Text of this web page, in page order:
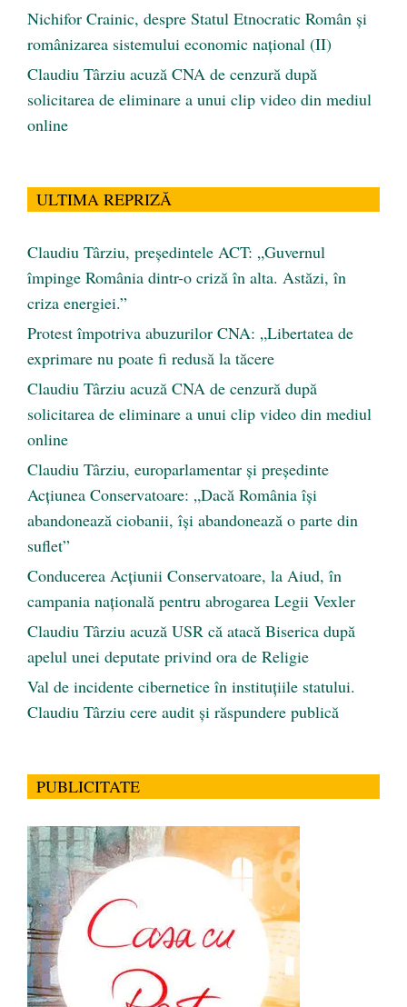
Nichifor Crainic, despre Statul Etnocratic Român şi
românizarea sistemului economic naţional (II)
Claudiu Târziu acuză CNA de cenzură după
solicitarea de eliminare a unui clip video din mediul
online
ULTIMA REPRIZĂ
Claudiu Târziu, președintele ACT: „Guvernul
împinge România dintr-o criză în alta. Astăzi, în
criza energiei.”
Protest împotriva abuzurilor CNA: „Libertatea de
exprimare nu poate fi redusă la tăcere
Claudiu Târziu acuză CNA de cenzură după
solicitarea de eliminare a unui clip video din mediul
online
Claudiu Târziu, europarlamentar și președinte
Acțiunea Conservatoare: „Dacă România își
abandonează ciobanii, își abandonează o parte din
suflet”
Conducerea Acțiunii Conservatoare, la Aiud, în
campania națională pentru abrogarea Legii Vexler
Claudiu Târziu acuză USR că atacă Biserica după
apelul unei deputate privind ora de Religie
Val de incidente cibernetice în instituțiile statului.
Claudiu Târziu cere audit și răspundere publică
PUBLICITATE